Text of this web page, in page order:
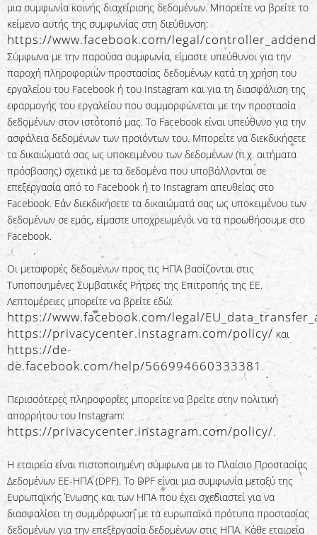
μια συμφωνία κοινής διαχείρισης δεδομένων. Μπορείτε να βρείτε το
κείμενο αυτής της συμφωνίας στη διεύθυνση:
https://www.facebook.com/legal/
Σύμφωνα με την παρούσα συμφωνία, είμαστε υπεύθυνοι για την
παροχή πληροφοριών προστασίας δεδομένων κατά τη χρήση του
εργαλείου του Facebook ή του Instagram και για τη διασφάλιση της
εφαρμογής του εργαλείου που συμμορφώνεται με την προστασία
δεδομένων στον ιστότοπό μας. Το Facebook είναι υπεύθυνο για την
ασφάλεια δεδομένων των προϊόντων του. Μπορείτε να διεκδικήσετε
τα δικαιώματά σας ως υποκειμένου των δεδομένων (π.χ. αιτήματα
πρόσβασης) σχετικά με τα δεδομένα που υποβάλλονται σε
επεξεργασία από το Facebook ή το Instagram απευθείας στο
Facebook. Εάν διεκδικήσετε τα δικαιώματά σας ως υποκειμένου των
δεδομένων σε εμάς, είμαστε υποχρεωμένοι να τα προωθήσουμε στο
Facebook.
Οι μεταφορές δεδομένων προς τις ΗΠΑ βασίζονται στις
Τυποποιημένες Συμβατικές Ρήτρες της Επιτροπής της ΕΕ.
Λεπτομέρειες μπορείτε να βρείτε εδώ:
https://www.facebook.com/legal/
https://privacycenter.instagram.com/policy/ και
https://de-
de.facebook.com/help/566994660333381 .
Περισσότερες πληροφορίες μπορείτε να βρείτε στην πολιτική
απορρήτου του Instagram:
https://privacycenter.instagram.com/policy/.
Η εταιρεία είναι πιστοποιημένη σύμφωνα με το Πλαίσιο Προστασίας
Δεδομένων ΕΕ-ΗΠΑ (DPF). Το DPF είναι μια συμφωνία μεταξύ της
Ευρωπαϊκής Ένωσης και των ΗΠΑ που έχει σχεδιαστεί για να
διασφαλίσει τη συμμόρφωση με τα ευρωπαϊκά πρότυπα προστασίας
δεδομένων για την επεξεργασία δεδομένων στις ΗΠΑ. Κάθε εταιρεία